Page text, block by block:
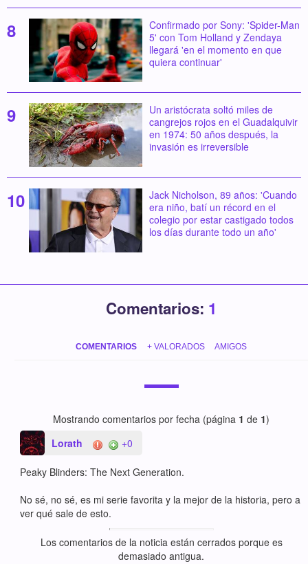
Confirmado por Sony: 'Spider-Man
5' con Tom Holland y Zendaya
llegará 'en el momento en que
quiera continuar'
Un aristócrata soltó miles de
cangrejos rojos en el Guadalquivir
en 1974: 50 años después, la
invasión es irreversible
Jack Nicholson, 89 años: 'Cuando
era niño, batí un récord en el
colegio por estar castigado todos
los días durante todo un año'
Comentarios: 1
COMENTARIOS + VALORADOS AMIGOS
Mostrando comentarios por fecha (página 1 de 1)
Lorath
+0
Peaky Blinders: The Next Generation.
No sé, no sé, es mi serie favorita y la mejor de la historia, pero a
ver qué sale de esto.
Los comentarios de la noticia están cerrados porque es
demasiado antigua.